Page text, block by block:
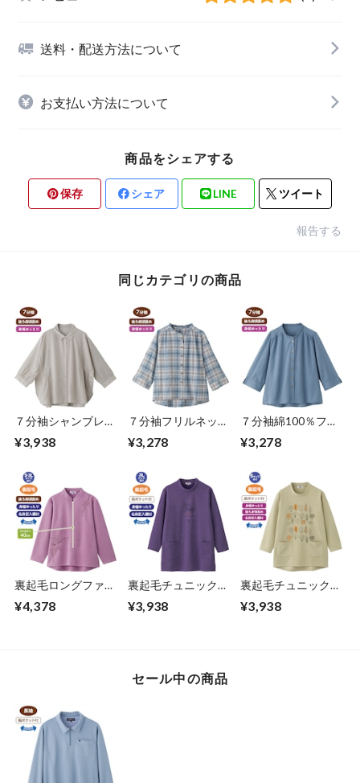
送料・配送方法について
お支払い方法について
商品をシェアする
保存 シェア LINE ツイート
報告する
同じカテゴリの商品
７分袖シャンブレー
ブラウス（婦人）
¥3,938
７分袖フリルネック
ブラウス（婦人）
¥3,278
７分袖綿100％フリ
ルネックブラウス
（婦人）
¥3,278
裏起毛ロングファス
ナートレーナー（婦
人）
¥4,378
裏起毛チュニックト
レーナー①（婦人）
¥3,938
裏起毛チュニックト
レーナー②（婦人）
¥3,938
セール中の商品